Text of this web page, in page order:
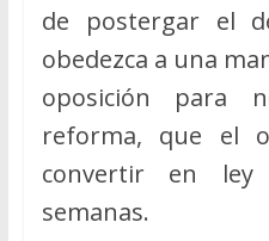
de postergar el
obedezca a una
oposición para
reforma, que el
convertir en
semanas.